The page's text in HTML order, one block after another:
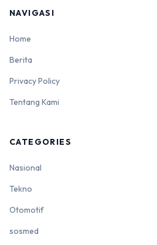
NAVIGASI
Home
Berita
Privacy Policy
Tentang Kami
CATEGORIES
Nasional
Tekno
Otomotif
sosmed